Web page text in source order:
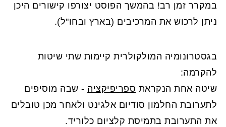
במקרר זמן רב! בהמשך הפוסט יצורפו קישורים היכן
ניתן לרכוש את המרכיבים (בארץ ובחו"ל).
בגסטרונומיה המולקולרית קיימות שתי שיטות
להקרמה:
שיטה אחת הנקראת ספריפיקציה - שבה מוסיפים
לתערובת החלמון סודיום אלגינט ולאחר מכן טובלים
את התערובת בתמיסת קלציום כלוריד.